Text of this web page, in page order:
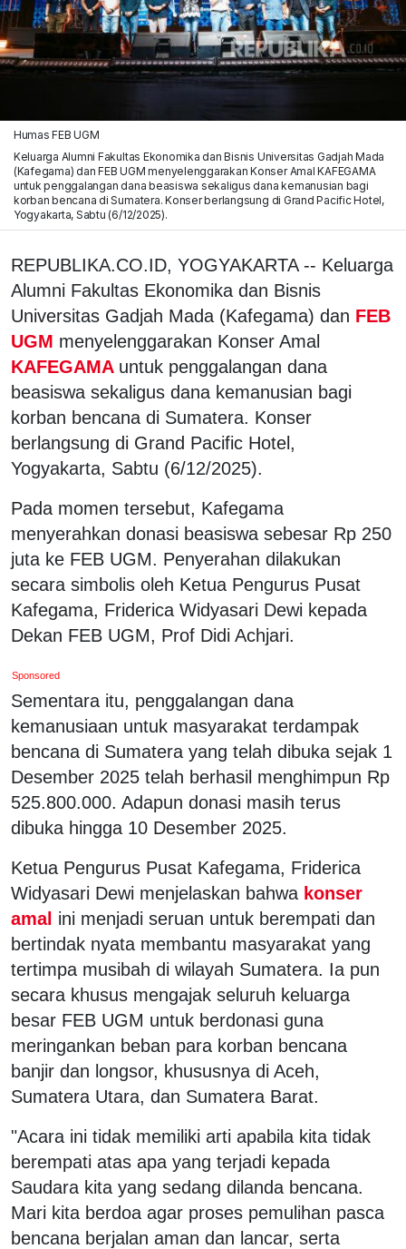
Humas FEB UGM
Keluarga Alumni Fakultas Ekonomika dan Bisnis Universitas Gadjah Mada
(Kafegama) dan FEB UGM menyelenggarakan Konser Amal KAFEGAMA
untuk penggalangan dana beasiswa sekaligus dana kemanusian bagi
korban bencana di Sumatera. Konser berlangsung di Grand Pacific Hotel,
Yogyakarta, Sabtu (6/12/2025).
REPUBLIKA.CO.ID, YOGYAKARTA -- Keluarga
Alumni Fakultas Ekonomika dan Bisnis
Universitas Gadjah Mada (Kafegama) dan FEB
UGM menyelenggarakan Konser Amal
KAFEGAMA untuk penggalangan dana
beasiswa sekaligus dana kemanusian bagi
korban bencana di Sumatera. Konser
berlangsung di Grand Pacific Hotel,
Yogyakarta, Sabtu (6/12/2025).
Pada momen tersebut, Kafegama
menyerahkan donasi beasiswa sebesar Rp 250
juta ke FEB UGM. Penyerahan dilakukan
secara simbolis oleh Ketua Pengurus Pusat
Kafegama, Friderica Widyasari Dewi kepada
Dekan FEB UGM, Prof Didi Achjari.
Sponsored
Sementara itu, penggalangan dana
kemanusiaan untuk masyarakat terdampak
bencana di Sumatera yang telah dibuka sejak 1
Desember 2025 telah berhasil menghimpun Rp
525.800.000. Adapun donasi masih terus
dibuka hingga 10 Desember 2025.
Ketua Pengurus Pusat Kafegama, Friderica
Widyasari Dewi menjelaskan bahwa konser
amal ini menjadi seruan untuk berempati dan
bertindak nyata membantu masyarakat yang
tertimpa musibah di wilayah Sumatera. Ia pun
secara khusus mengajak seluruh keluarga
besar FEB UGM untuk berdonasi guna
meringankan beban para korban bencana
banjir dan longsor, khususnya di Aceh,
Sumatera Utara, dan Sumatera Barat.
"Acara ini tidak memiliki arti apabila kita tidak
berempati atas apa yang terjadi kepada
Saudara kita yang sedang dilanda bencana.
Mari kita berdoa agar proses pemulihan pasca
bencana berjalan aman dan lancar, serta